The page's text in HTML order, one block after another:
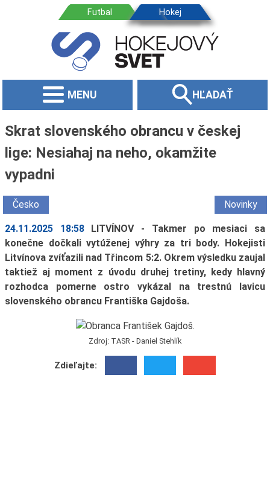
MENU HĽADAŤ
Skrat slovenského obrancu v českej
lige: Nesiahaj na neho, okamžite
vypadni
Česko Novinky
24.11.2025 18:58
LITVÍNOV - Takmer po mesiaci sa
konečne dočkali vytúženej výhry za tri body. Hokejisti
Litvínova zvíťazili nad Třincom 5:2. Okrem výsledku zaujal
taktiež aj moment z úvodu druhej tretiny, kedy hlavný
rozhodca pomerne ostro vykázal na trestnú lavicu
slovenského obrancu Františka Gajdoša.
Zdroj: TASR - Daniel Stehlík
Zdieľajte: